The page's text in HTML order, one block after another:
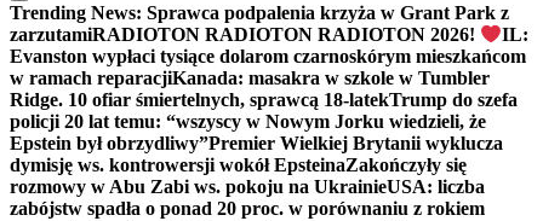
Trending News: Sprawca podpalenia krzyża w Grant Park z
zarzutamiRADIOTON RADIOTON RADIOTON 2026!
IL:
Evanston wypłaci tysiące dolarom czarnoskórym mieszkańcom
w ramach reparacjiKanada: masakra w szkole w Tumbler
Ridge. 10 ofiar śmiertelnych, sprawcą 18-latekTrump do szefa
policji 20 lat temu: “wszyscy w Nowym Jorku wiedzieli, że
Epstein był obrzydliwy”Premier Wielkiej Brytanii wyklucza
dymisję ws. kontrowersji wokół EpsteinaZakończyły się
rozmowy w Abu Zabi ws. pokoju na UkrainieUSA: liczba
zabójstw spadła o ponad 20 proc. w porównaniu z rokiem